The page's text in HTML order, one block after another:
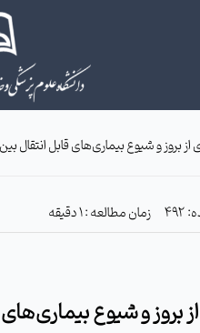
بروز و شیوع بیماری‌های قابل انتقال
زمان مطالعه : 1 دقیقه
و شیوع بیماری‌های